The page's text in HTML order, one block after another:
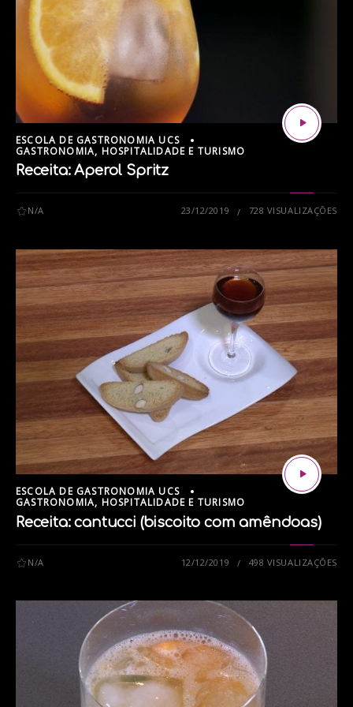
ESCOLA DE GASTRONOMIA UCS
GASTRONOMIA, HOSPITALIDADE E TURISMO
Receita: Aperol Spritz
N/A 23/12/2019 728 VISUALIZAÇÕES
ESCOLA DE GASTRONOMIA UCS
GASTRONOMIA, HOSPITALIDADE E TURISMO
Receita: cantucci (biscoito com amêndoas)
N/A 12/12/2019 498 VISUALIZAÇÕES